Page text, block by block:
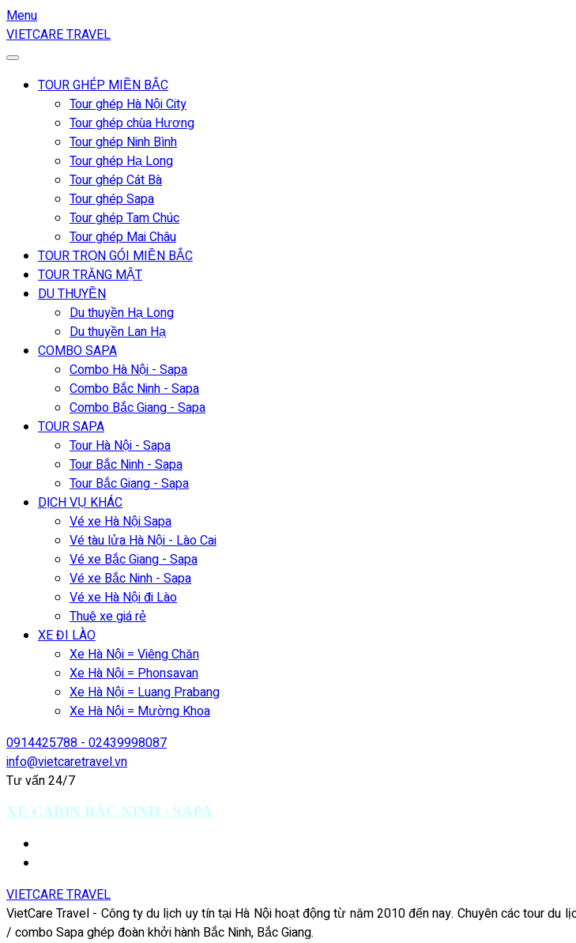
Menu
VIETCARE TRAVEL
TOUR GHÉP MIỀN BẮC
Tour ghép Hà Nội City
Tour ghép chùa Hương
Tour ghép Ninh Bình
Tour ghép Hạ Long
Tour ghép Cát Bà
Tour ghép Sapa
Tour ghép Tam Chúc
Tour ghép Mai Châu
TOUR TRỌN GÓI MIỀN BẮC
TOUR TRĂNG MẬT
DU THUYỀN
Du thuyền Hạ Long
Du thuyền Lan Hạ
COMBO SAPA
Combo Hà Nội - Sapa
Combo Bắc Ninh - Sapa
Combo Bắc Giang - Sapa
TOUR SAPA
Tour Hà Nội - Sapa
Tour Bắc Ninh - Sapa
Tour Bắc Giang - Sapa
DỊCH VỤ KHÁC
Vé xe Hà Nội Sapa
Vé tàu lửa Hà Nội - Lào Cai
Vé xe Bắc Giang - Sapa
Vé xe Bắc Ninh - Sapa
Vé xe Hà Nội đi Lào
Thuê xe giá rẻ
XE ĐI LÀO
Xe Hà Nội = Viêng Chăn
Xe Hà Nội = Phonsavan
Xe Hà Nội = Luang Prabang
Xe Hà Nội = Mường Khoa
0914425788 - 02439998087
info@vietcaretravel.vn
Tư vấn 24/7
XE CABIN BẮC NINH - SAPA
VIETCARE TRAVEL
VietCare Travel - Công ty du lịch uy tín tại Hà Nội hoạt động từ năm 2010 đến nay. Chuyên các tour du
/ combo Sapa ghép đoàn khởi hành Bắc Ninh, Bắc Giang.